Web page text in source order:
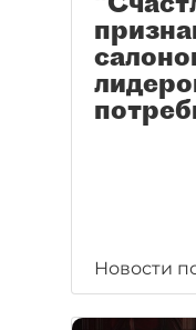
Новости